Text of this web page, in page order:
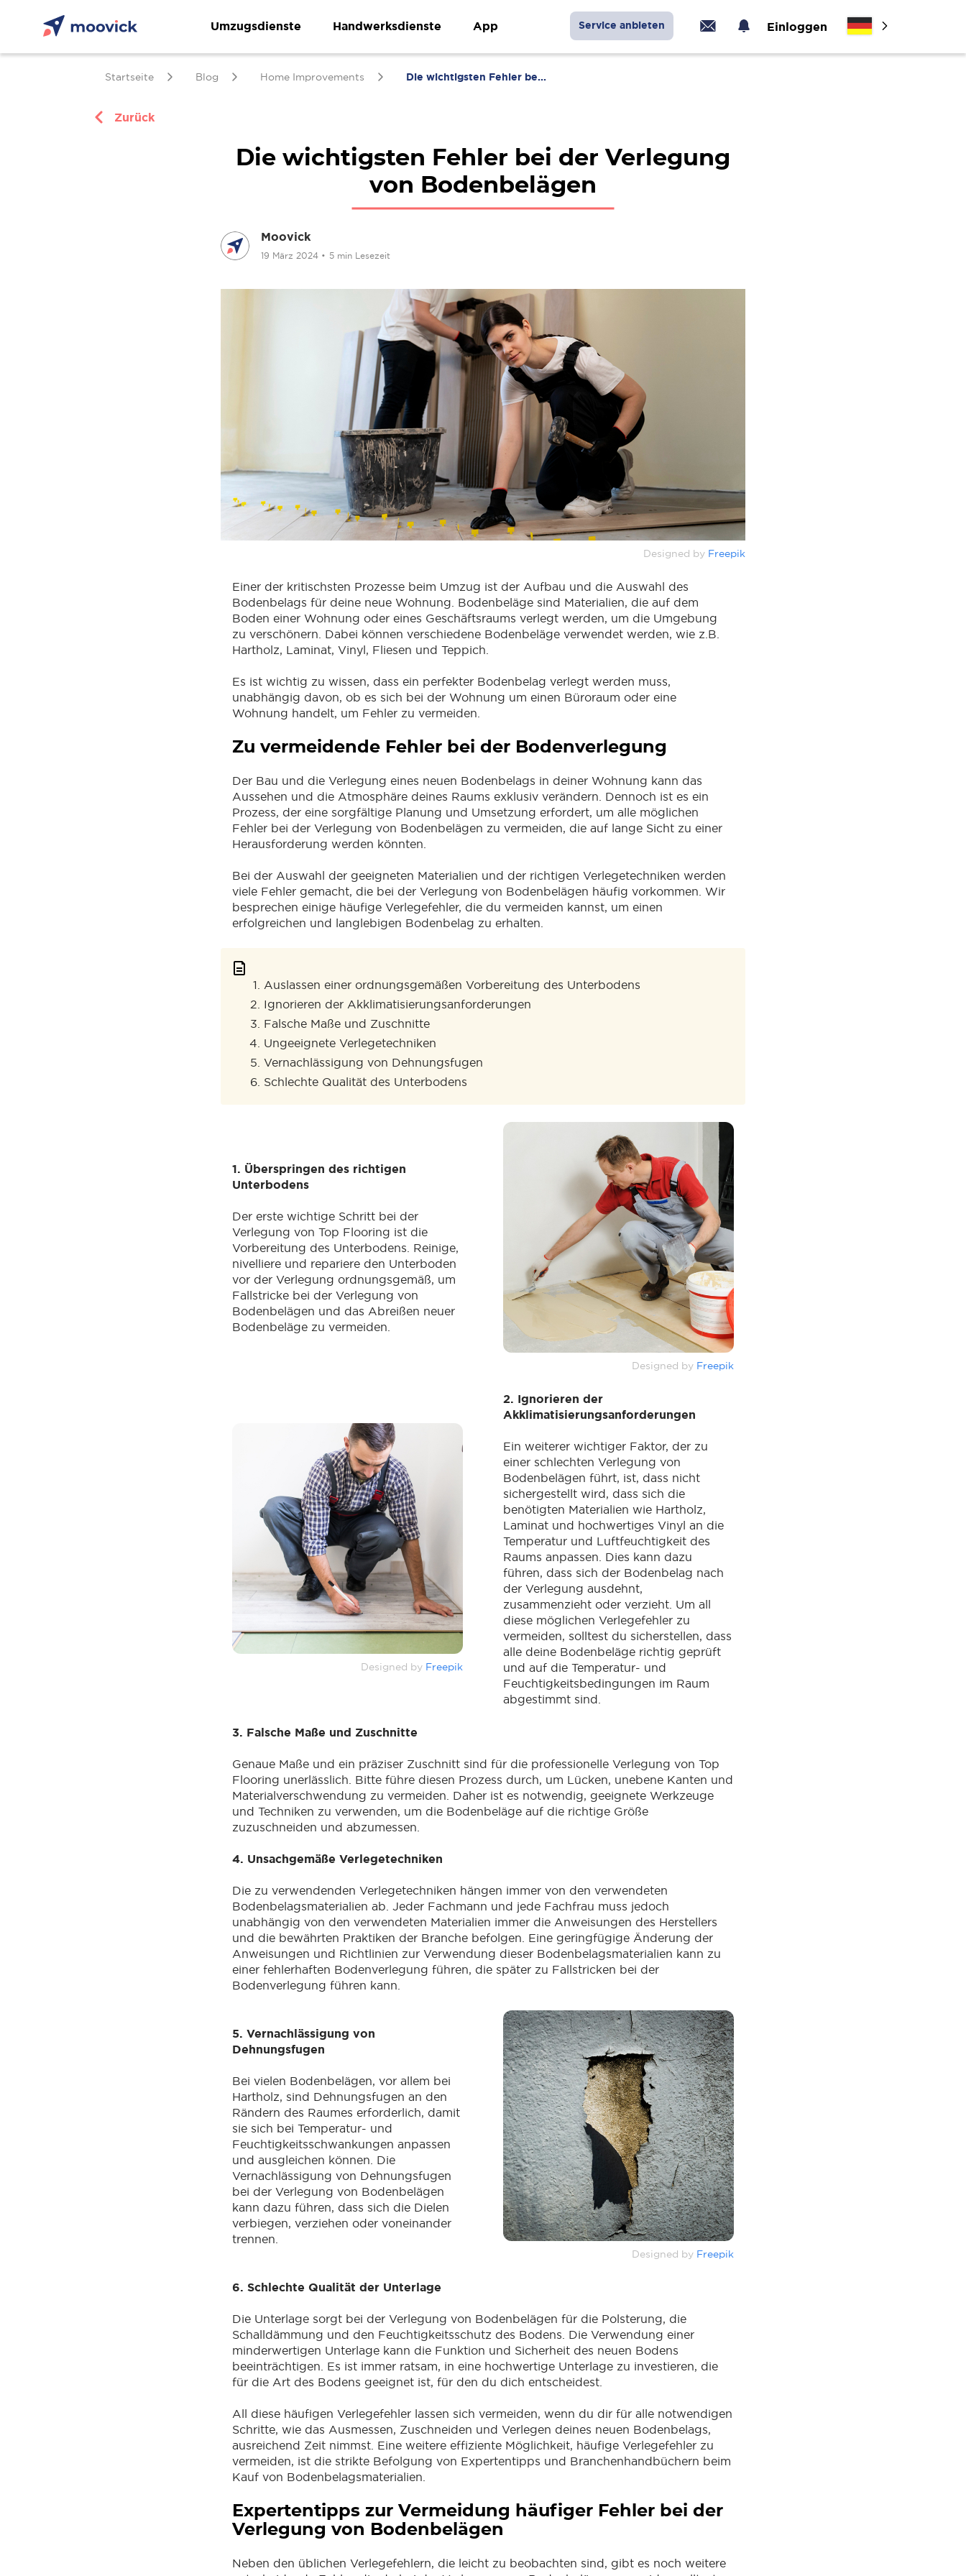
Umzugsdienste Handwerksdienste App Service anbieten Einloggen
Startseite Blog Home Improvements Die wichtigsten Fehler be...
Zurück
Die wichtigsten Fehler bei der Verlegung
von Bodenbelägen
Moovick
19 März 2024 • 5 min Lesezeit
Designed by Freepik
Einer der kritischsten Prozesse beim Umzug ist der Aufbau und die Auswahl des
Bodenbelags für deine neue Wohnung. Bodenbeläge sind Materialien, die auf dem
Boden einer Wohnung oder eines Geschäftsraums verlegt werden, um die Umgebung
zu verschönern. Dabei können verschiedene Bodenbeläge verwendet werden, wie z.B.
Hartholz, Laminat, Vinyl, Fliesen und Teppich.
Es ist wichtig zu wissen, dass ein perfekter Bodenbelag verlegt werden muss,
unabhängig davon, ob es sich bei der Wohnung um einen Büroraum oder eine
Wohnung handelt, um Fehler zu vermeiden.
Zu vermeidende Fehler bei der Bodenverlegung
Der Bau und die Verlegung eines neuen Bodenbelags in deiner Wohnung kann das
Aussehen und die Atmosphäre deines Raums exklusiv verändern. Dennoch ist es ein
Prozess, der eine sorgfältige Planung und Umsetzung erfordert, um alle möglichen
Fehler bei der Verlegung von Bodenbelägen zu vermeiden, die auf lange Sicht zu einer
Herausforderung werden könnten.
Bei der Auswahl der geeigneten Materialien und der richtigen Verlegetechniken werden
viele Fehler gemacht, die bei der Verlegung von Bodenbelägen häufig vorkommen. Wir
besprechen einige häufige Verlegefehler, die du vermeiden kannst, um einen
erfolgreichen und langlebigen Bodenbelag zu erhalten.
Auslassen einer ordnungsgemäßen Vorbereitung des Unterbodens
Ignorieren der Akklimatisierungsanforderungen
Falsche Maße und Zuschnitte
Ungeeignete Verlegetechniken
Vernachlässigung von Dehnungsfugen
Schlechte Qualität des Unterbodens
1. Überspringen des richtigen
Unterbodens
Der erste wichtige Schritt bei der
Verlegung von Top Flooring ist die
Vorbereitung des Unterbodens. Reinige,
nivelliere und repariere den Unterboden
vor der Verlegung ordnungsgemäß, um
Fallstricke bei der Verlegung von
Bodenbelägen und das Abreißen neuer
Bodenbeläge zu vermeiden.
Designed by Freepik
2. Ignorieren der
Akklimatisierungsanforderungen
Ein weiterer wichtiger Faktor, der zu
einer schlechten Verlegung von
Bodenbelägen führt, ist, dass nicht
sichergestellt wird, dass sich die
benötigten Materialien wie Hartholz,
Laminat und hochwertiges Vinyl an die
Temperatur und Luftfeuchtigkeit des
Raums anpassen. Dies kann dazu
führen, dass sich der Bodenbelag nach
der Verlegung ausdehnt,
zusammenzieht oder verzieht. Um all
diese möglichen Verlegefehler zu
vermeiden, solltest du sicherstellen, dass
alle deine Bodenbeläge richtig geprüft
und auf die Temperatur- und
Feuchtigkeitsbedingungen im Raum
abgestimmt sind.
Designed by Freepik
3. Falsche Maße und Zuschnitte
Genaue Maße und ein präziser Zuschnitt sind für die professionelle Verlegung von Top
Flooring unerlässlich. Bitte führe diesen Prozess durch, um Lücken, unebene Kanten und
Materialverschwendung zu vermeiden. Daher ist es notwendig, geeignete Werkzeuge
und Techniken zu verwenden, um die Bodenbeläge auf die richtige Größe
zuzuschneiden und abzumessen.
4. Unsachgemäße Verlegetechniken
Die zu verwendenden Verlegetechniken hängen immer von den verwendeten
Bodenbelagsmaterialien ab. Jeder Fachmann und jede Fachfrau muss jedoch
unabhängig von den verwendeten Materialien immer die Anweisungen des Herstellers
und die bewährten Praktiken der Branche befolgen. Eine geringfügige Änderung der
Anweisungen und Richtlinien zur Verwendung dieser Bodenbelagsmaterialien kann zu
einer fehlerhaften Bodenverlegung führen, die später zu Fallstricken bei der
Bodenverlegung führen kann.
5. Vernachlässigung von
Dehnungsfugen
Bei vielen Bodenbelägen, vor allem bei
Hartholz, sind Dehnungsfugen an den
Rändern des Raumes erforderlich, damit
sie sich bei Temperatur- und
Feuchtigkeitsschwankungen anpassen
und ausgleichen können. Die
Vernachlässigung von Dehnungsfugen
bei der Verlegung von Bodenbelägen
kann dazu führen, dass sich die Dielen
verbiegen, verziehen oder voneinander
trennen.
Designed by Freepik
6. Schlechte Qualität der Unterlage
Die Unterlage sorgt bei der Verlegung von Bodenbelägen für die Polsterung, die
Schalldämmung und den Feuchtigkeitsschutz des Bodens. Die Verwendung einer
minderwertigen Unterlage kann die Funktion und Sicherheit des neuen Bodens
beeinträchtigen. Es ist immer ratsam, in eine hochwertige Unterlage zu investieren, die
für die Art des Bodens geeignet ist, für den du dich entscheidest.
All diese häufigen Verlegefehler lassen sich vermeiden, wenn du dir für alle notwendigen
Schritte, wie das Ausmessen, Zuschneiden und Verlegen deines neuen Bodenbelags,
ausreichend Zeit nimmst. Eine weitere effiziente Möglichkeit, häufige Verlegefehler zu
vermeiden, ist die strikte Befolgung von Expertentipps und Branchenhandbüchern beim
Kauf von Bodenbelagsmaterialien.
Expertentipps zur Vermeidung häufiger Fehler bei der
Verlegung von Bodenbelägen
Neben den üblichen Verlegefehlern, die leicht zu beobachten sind, gibt es noch weitere